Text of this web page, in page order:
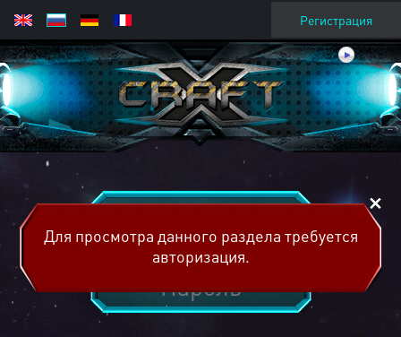
Регистрация
Для просмотра данного раздела требуется
авторизация.